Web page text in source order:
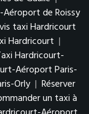
de Roissy
taxi Hardricourt
Hardricourt |
Hardricourt-
Aéroport Paris-
Orly | Réserver
un taxi à